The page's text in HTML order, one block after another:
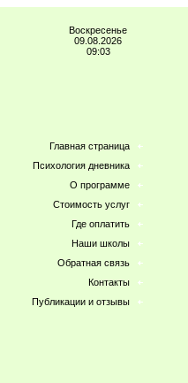
Воскресенье
09.08.2026
09:03
Главная страница
Психология дневника
О программе
Стоимость услуг
Где оплатить
Наши школы
Обратная связь
Контакты
Публикации и отзывы